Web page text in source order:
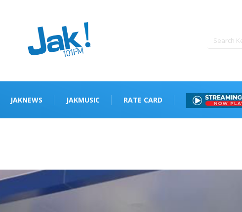
JAKNEWS JAKMUSIC RATE CARD